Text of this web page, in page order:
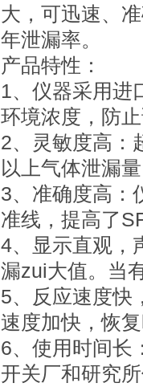
大，可迅速、
年泄漏率。
产品特性：
1、仪器采用进
环境浓度，防
2、灵敏度高：
以上气体泄漏
3、准确度高：
准线，提高了
4、显示直观，
漏zui大值。当
5、反应速度快
速度加快，恢
6、使用时间长
开关厂和研究